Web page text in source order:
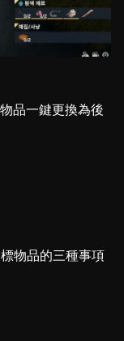
品一鍵更換為後
物品的三種事項